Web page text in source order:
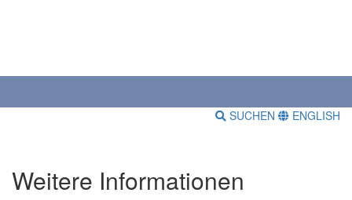
SUCHEN ENGLISH
Weitere Informationen